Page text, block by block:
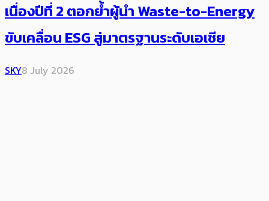
เนื่องปีที่ 2 ตอกย้ำผู้นำ Waste-to-Energy
ขับเคลื่อน ESG สู่มาตรฐานระดับเอเชีย
SKY8 July 2026